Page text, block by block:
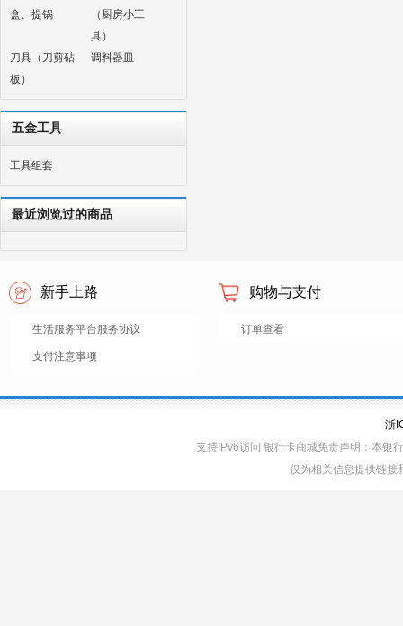
盒、提锅
（厨房小工
具）
刀具（刀剪砧
板）
调料器皿
五金工具
工具组套
最近浏览过的商品
新手上路
生活服务平台服务协议
支付注意事项
购物与支付
订单查看
浙
支持IPv6访问 银行卡商城免责声明：本银
仅为相关信息提供链接